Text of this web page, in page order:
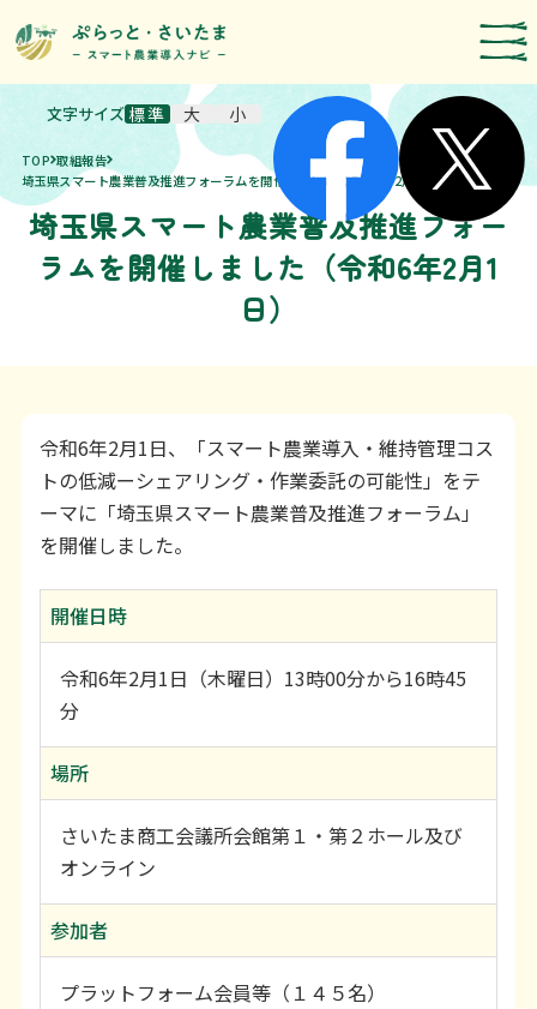
スマート農業技術の紹介
導入事例
農機メーカー検索
お知らせ・イベント
運営者情報
埼玉県のスマート農業の取組
利用上の注意等
TOP 取組報告
埼玉県スマート農業普及推進フォーラムを開催しました（令和6年2月1日）
文字サイズ標準 大 小
埼玉県スマート農業普及推進フォー
ラムを開催しました（令和6年2月1
日）
令和6年2月1日、「スマート農業導入・維持管理コス
トの低減ーシェアリング・作業委託の可能性」をテ
ーマに「埼玉県スマート農業普及推進フォーラム」
を開催しました。
開催日時
令和6年2月1日（木曜日）13時00分から16時45
分
場所
さいたま商工会議所会館第１・第２ホール及び
オンライン
参加者
プラットフォーム会員等（１４５名）